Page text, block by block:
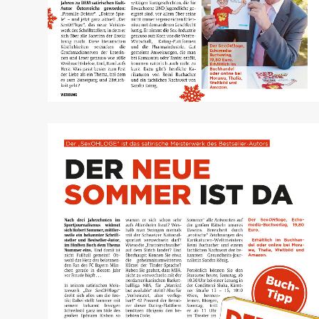
Kurier